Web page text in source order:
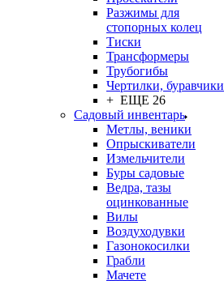
Разжимы для
стопорных колец
Тиски
Трансформеры
Трубогибы
Чертилки, буравчики
+ ЕЩЕ 26
Садовый инвентарь
Метлы, веники
Опрыскиватели
Измельчители
Буры садовые
Ведра, тазы
оцинкованные
Вилы
Воздуходувки
Газонокосилки
Грабли
Мачете